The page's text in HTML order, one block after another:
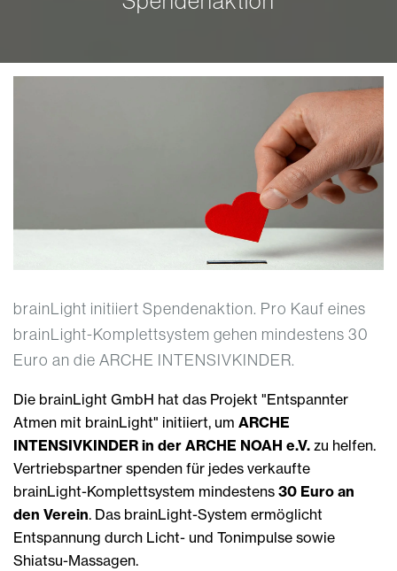
brainLight initiiert Spendenaktion. Pro Kauf eines
brainLight-Komplettsystem gehen mindestens 30
Euro an die ARCHE INTENSIVKINDER.
Die brainLight GmbH hat das Projekt "Entspannter
Atmen mit brainLight" initiiert, um ARCHE
INTENSIVKINDER in der ARCHE NOAH e.V. zu helfen.
Vertriebspartner spenden für jedes verkaufte
brainLight-Komplettsystem mindestens 30 Euro an
den Verein. Das brainLight-System ermöglicht
Entspannung durch Licht- und Tonimpulse sowie
Shiatsu-Massagen.